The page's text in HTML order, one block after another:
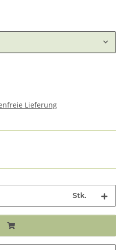
Lieferung
Stk.